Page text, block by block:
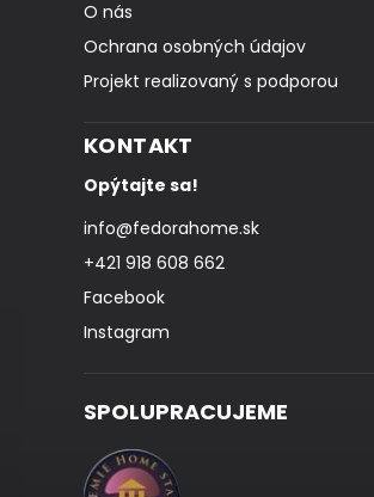
O nás
Ochrana osobných údajov
Projekt realizovaný s podporou
KONTAKT
Opýtajte sa!
info@fedorahome.sk
+421 918 608 662
Facebook
Instagram
SPOLUPRACUJEME